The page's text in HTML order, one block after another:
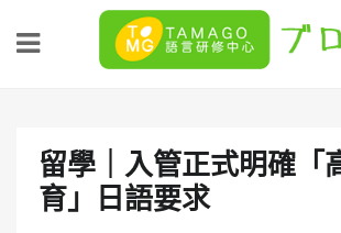
留學｜入管正式明確「
育」日語要求